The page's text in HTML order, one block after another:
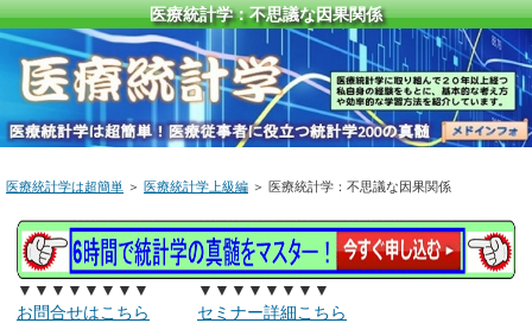
医療統計学：不思議な因果関係
医療統計学は超簡単 ＞ 医療統計学上級編 ＞ 医療統計学：不思議な因果関係
▼▼▼▼▼▼▼▼ ▼▼▼▼▼▼▼▼
お問合せはこちら
セミナー詳細こちら